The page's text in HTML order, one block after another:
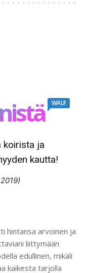
WAU!
koirista ja
kautta!
hintansa arvoinen ja
liittymään
edullinen, mikäli
kaikesta tarjolla